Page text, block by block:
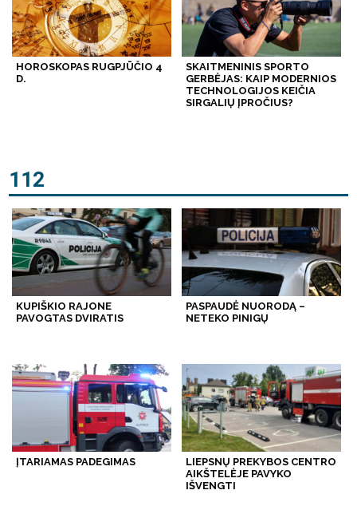
HOROSKOPAS RUGPJŪČIO 4
D.
SKAITMENINIS SPORTO
GERBĖJAS: KAIP MODERNIOS
TECHNOLOGIJOS KEIČIA
SIRGALIŲ ĮPROČIUS?
112
KUPIŠKIO RAJONE
PAVOGTAS DVIRATIS
PASPAUDĖ NUORODĄ –
NETEKO PINIGŲ
ĮTARIAMAS PADEGIMAS
LIEPSNŲ PREKYBOS CENTRO
AIKŠTELĖJE PAVYKO
IŠVENGTI